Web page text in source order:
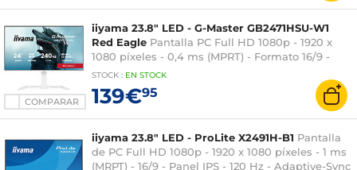
COMPARAR
iiyama 23.8" LED - G-Master GB2471HSU-W1
Red Eagle Pantalla PC Full HD 1080p - 1920 x
1080 píxeles - 0,4 ms (MPRT) - Formato 16/9 -
Panel Fast IPS - 240 Hz - Adaptive Sync / G-SYNC
Compatible - HDMI/DisplayPort - Pivote -
Concentrador USB - Blanco
STOCK : EN STOCK
139€95
iiyama 23.8" LED - ProLite X2491H-B1 Pantalla
de PC Full HD 1080p - 1920 x 1080 píxeles - 1 ms
(MRPT) - 16/9 - Panel IPS - 120 Hz - Adaptive-Sync